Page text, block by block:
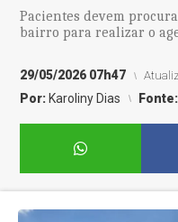
Pacientes devem
bairro para realizar o
29/05/2026 07h47
Por: Karoliny Dias